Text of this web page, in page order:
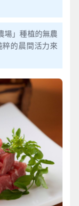
場」種植的無農
的晨間活力來